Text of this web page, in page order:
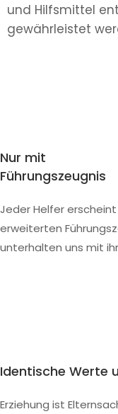
und Hilfsmittel
gewährleistet
Nur mit
Führungszeugnis
Jeder Helfer
erweiterten
unterhalten uns mit
Identische Werte
Erziehung ist